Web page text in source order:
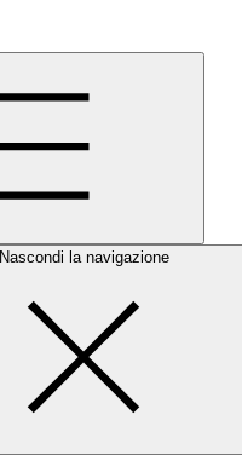
Nascondi la navigazione